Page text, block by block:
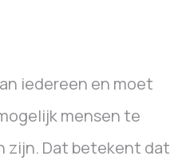
iedereen en moet
mensen te
zijn. Dat betekent dat